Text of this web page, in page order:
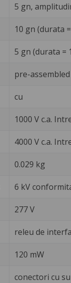
5 gn,
10 gn (durata
5 gn (durata =
pre-
cu
1000 V c.a.
4000 V c.a.
0.029 kg
6 kV
277 V
releu de
120 mW
conectori cu